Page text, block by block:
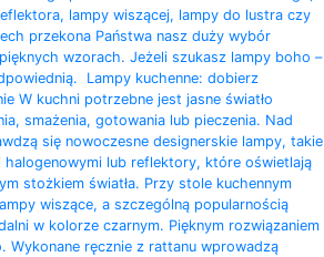
lampy wiszącej, lampy do lustra czy
przekona Państwa nasz duży wybór
wzorach. Jeżeli szukasz lampy boho –
Lampy kuchenne: dobierz
W kuchni potrzebne jest jasne światło
smażenia, gotowania lub pieczenia. Nad
się nowoczesne designerskie lampy, takie
lub reflektory, które oświetlają
stożkiem światła. Przy stole kuchennym
wiszące, a szczególną popularnością
w kolorze czarnym. Pięknym rozwiązaniem
Wykonane ręcznie z rattanu wprowadzą